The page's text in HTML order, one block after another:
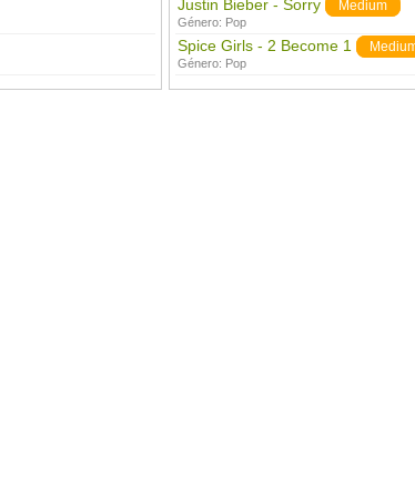
Justin Bieber - Sorry Medium
Género: Pop
Spice Girls - 2 Become 1
Género: Pop